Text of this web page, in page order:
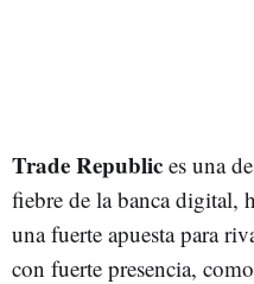
Trade Republic es una
fiebre de la banca digital,
una fuerte apuesta para
con fuerte presencia,